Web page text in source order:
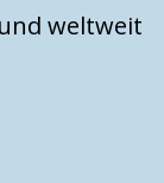
weltweit